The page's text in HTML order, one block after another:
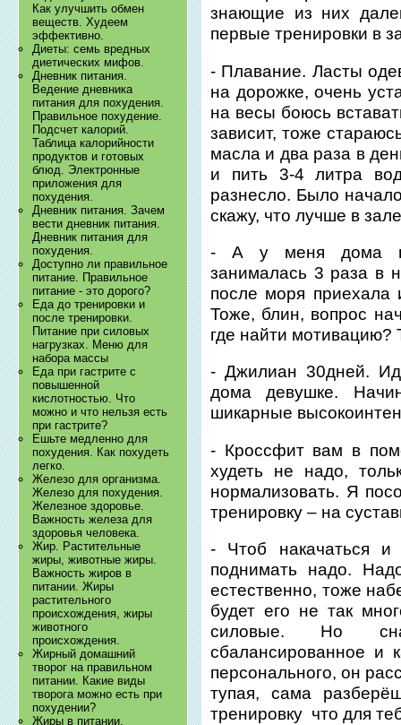
Как улучшить обмен
веществ. Худеем
эффективно.
Диеты: семь вредных
диетических мифов.
Дневник питания.
Ведение дневника
питания для похудения.
Правильное похудение.
Подсчет калорий.
Таблица калорийности
продуктов и готовых
блюд. Электронные
приложения для
похудения.
Дневник питания. Зачем
вести дневник питания.
Дневник питания для
похудения.
Доступно ли правильное
питание. Правильное
питание - это дорого?
Еда до тренировки и
после тренировки.
Питание при силовых
нагрузках. Меню для
набора массы
Еда при гастрите с
повышенной
кислотностью. Что
можно и что нельзя есть
при гастрите?
Ешьте медленно для
похудения. Как похудеть
легко.
Железо для организма.
Железо для похудения.
Железное здоровье.
Важность железа для
здоровья человека.
Жир. Растительные
жиры, животные жиры.
Важность жиров в
питании. Жиры
растительного
происхождения, жиры
животного
происхождения.
Жирный домашний
творог на правильном
питании. Какие виды
творога можно есть при
похудении?
Жиры в питании.
знающие из них
первые тренировки в
- Плавание. Ласты
на дорожке, очень
на весы боюсь
зависит, тоже
масла и два раза в
и пить 3-4 литра
разнесло. Было
скажу, что лучше в
- А у меня дома
занималась 3 раза в
после моря приехала
Тоже, блин, вопрос
где найти мотивацию?
- Джилиан 30дней.
дома девушке.
шикарные
- Кроссфит вам в
худеть не надо,
нормализовать. Я
тренировку – на
- Чтоб накачаться и
поднимать надо.
естественно, тоже
будет его не так
силовые. Но
сбалансированное и
персонального, он
тупая, сама
тренировку что для